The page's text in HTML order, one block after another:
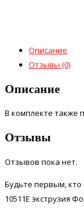
Описание
Отзывы (0)
Описание
В комплекте также
Отзывы
Отзывов пока нет.
Будьте первым, кто
10511E экструзия